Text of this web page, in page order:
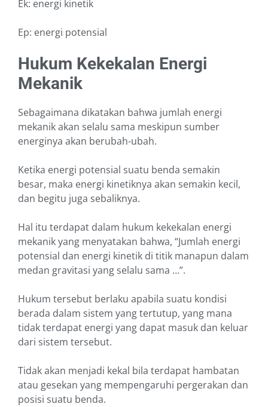
Ek: energi kinetik
Ep: energi potensial
Hukum Kekekalan Energi
Mekanik
Sebagaimana dikatakan bahwa jumlah energi
mekanik akan selalu sama meskipun sumber
energinya akan berubah-ubah.
Ketika energi potensial suatu benda semakin
besar, maka energi kinetiknya akan semakin kecil,
dan begitu juga sebaliknya.
Hal itu terdapat dalam hukum kekekalan energi
mekanik yang menyatakan bahwa, “Jumlah energi
potensial dan energi kinetik di titik manapun dalam
medan gravitasi yang selalu sama …”.
Hukum tersebut berlaku apabila suatu kondisi
berada dalam sistem yang tertutup, yang mana
tidak terdapat energi yang dapat masuk dan keluar
dari sistem tersebut.
Tidak akan menjadi kekal bila terdapat hambatan
atau gesekan yang mempengaruhi pergerakan dan
posisi suatu benda.